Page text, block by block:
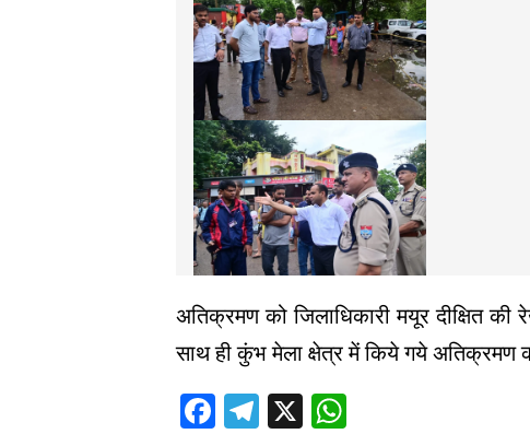
अतिक्रमण को जिलाधिकारी मयूर दीक्षित
साथ ही कुंभ मेला क्षेत्र में किये गये अतिक्रमण
Facebook
Telegram
X